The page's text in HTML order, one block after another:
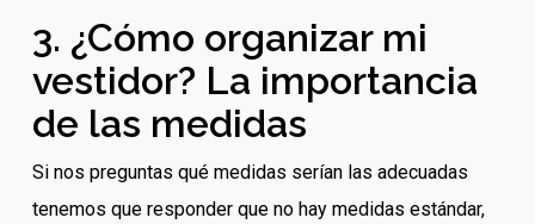
3. ¿Cómo organizar mi
vestidor? La importancia
de las medidas
Si nos preguntas qué medidas serían las adecuadas
tenemos que responder que no hay medidas estándar,